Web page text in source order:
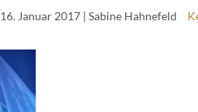
16. Januar 2017| Sabine Hahnefeld